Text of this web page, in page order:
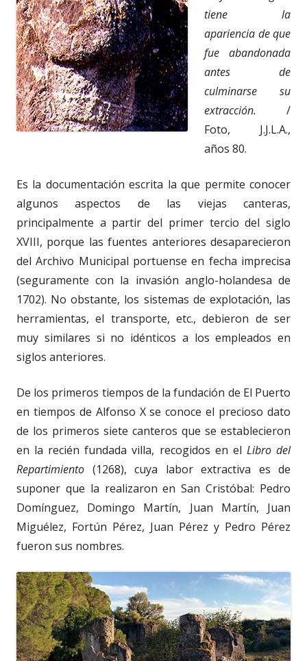
tiene la
apariencia de que
fue abandonada
antes de
culminarse su
extracción. /
Foto, J.J.L.A.,
años 80.
Es la documentación escrita la que permite conocer
algunos aspectos de las viejas canteras,
principalmente a partir del primer tercio del siglo
XVIII, porque las fuentes anteriores desaparecieron
del Archivo Municipal portuense en fecha imprecisa
(seguramente con la invasión anglo-holandesa de
1702). No obstante, los sistemas de explotación, las
herramientas, el transporte, etc., debieron de ser
muy similares si no idénticos a los empleados en
siglos anteriores.
De los primeros tiempos de la fundación de El Puerto
en tiempos de Alfonso X se conoce el precioso dato
de los primeros siete canteros que se establecieron
en la recién fundada villa, recogidos en el Libro del
Repartimiento (1268), cuya labor extractiva es de
suponer que la realizaron en San Cristóbal: Pedro
Domínguez, Domingo Martín, Juan Martín, Juan
Miguélez, Fortún Pérez, Juan Pérez y Pedro Pérez
fueron sus nombres.